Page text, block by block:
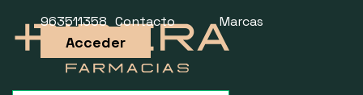
963511358 Contacto Marcas
Acceder